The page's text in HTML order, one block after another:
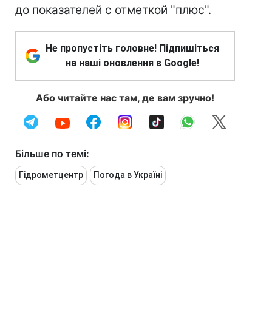
до показателей с отметкой "плюс".
Не пропустіть головне! Підпишіться
на наші оновлення в Google!
Або читайте нас там, де вам зручно!
Більше по темі:
Гідрометцентр Погода в Україні